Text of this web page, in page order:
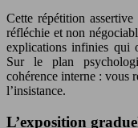
Cette répétition
réfléchie et non
explications infinies qui
Sur le plan
cohérence interne : vous
l’insistance.
L’exposition